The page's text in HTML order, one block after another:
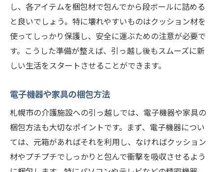
し、各アイテムを梱包材で包んでから段ボールに詰める
と良いでしょう。特に壊れやすいものはクッション材を
使ってしっかり保護し、安全に運ぶための注意が必要で
す。こうした準備が整えば、引っ越し後もスムーズに新
しい生活をスタートさせることができます。
電子機器や家具の梱包方法
札幌市の介護施設への引っ越しでは、電子機器や家具の
梱包方法も大切なポイントです。まず、電子機器につい
ては、元箱があればそれを利用し、なければクッション
材やプチプチでしっかりと包んで衝撃を吸収させるよう